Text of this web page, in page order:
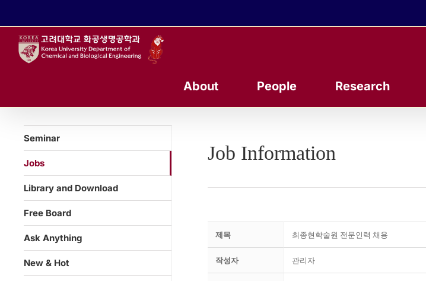
About People Research
Job Information
제목 최종현학술원 전문인력 채용
작성자 관리자
Seminar
Jobs
Library and Download
Free Board
Ask Anything
New & Hot